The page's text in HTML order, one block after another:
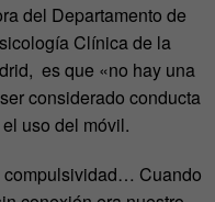
del Departamento de
Clínica de la
es que «no hay una
considerado conducta
uso del móvil.
compulsividad… Cuando